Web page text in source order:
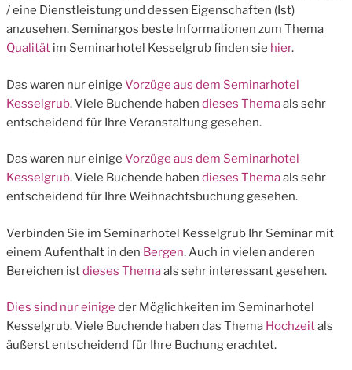
/ eine Dienstleistung und dessen Eigenschaften (Ist)
anzusehen. Seminargos beste Informationen zum Thema
Qualität im Seminarhotel Kesselgrub finden sie hier.
Das waren nur einige Vorzüge aus dem Seminarhotel
Kesselgrub. Viele Buchende haben dieses Themaals sehr
entscheidend für Ihre Veranstaltung gesehen.
Das waren nur einige Vorzüge aus dem Seminarhotel
Kesselgrub. Viele Buchende haben dieses Themaals sehr
entscheidend für Ihre Weihnachtsbuchung gesehen.
Verbinden Sie im Seminarhotel Kesselgrub Ihr Seminar mit
einem Aufenthalt in den Bergen. Auch in vielen anderen
Bereichen istdieses Themaals sehr interessant gesehen.
Dies sind nur einige der Möglichkeiten im Seminarhotel
Kesselgrub. Viele Buchende haben das Thema Hochzeitals
äußerst entscheidend für Ihre Buchung erachtet.